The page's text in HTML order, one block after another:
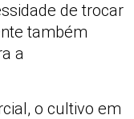
de trocar
também
a
o cultivo em